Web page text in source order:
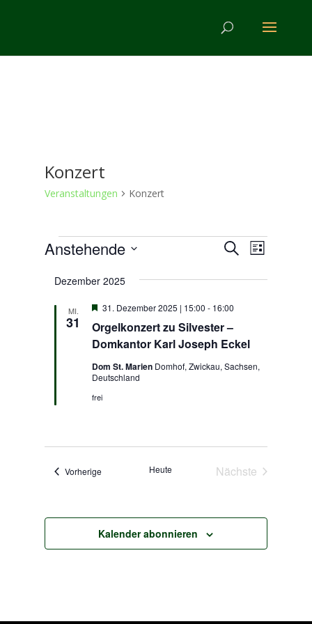
Konzert
Veranstaltungen Konzert
Veranstaltungen
und
Ansichten,
Navigation
SucheListe
Anstehende
wählen.
Dezember 2025
MI.
31
Orgelkonzert zu Silvester –
Domkantor Karl Joseph Eckel
Hervorgehoben
31. Dezember 2025 | 15:00 - 16:00
Dom St. Marien Domhof, Zwickau, Sachsen,
Deutschland
frei
Vorherige Veranstaltungen
Heute
Nächste
Kalender abonnieren